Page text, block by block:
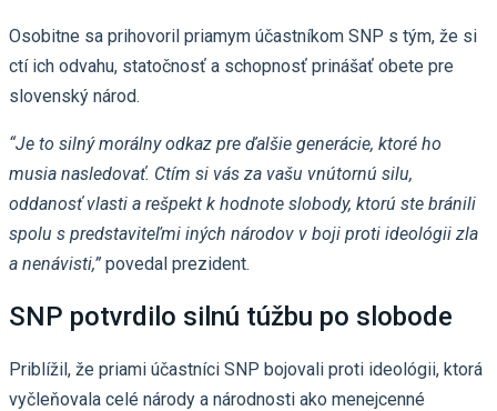
Osobitne sa prihovoril priamym účastníkom SNP s tým, že si
ctí ich odvahu, statočnosť a schopnosť prinášať obete pre
slovenský národ.
“Je to silný morálny odkaz pre ďalšie generácie, ktoré ho
musia nasledovať. Ctím si vás za vašu vnútornú silu,
oddanosť vlasti a rešpekt k hodnote slobody, ktorú ste bránili
spolu s predstaviteľmi iných národov v boji proti ideológii zla
a nenávisti,” povedal prezident.
SNP potvrdilo silnú túžbu po slobode
Priblížil, že priami účastníci SNP bojovali proti ideológii, ktorá
vyčleňovala celé národy a národnosti ako menejcenné